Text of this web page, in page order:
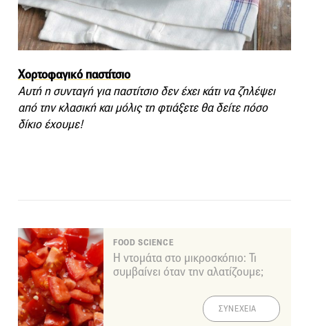
Χορτοφαγικό παστίτσιο
Αυτή η συνταγή για παστίτσιο δεν έχει κάτι να ζηλέψει
από την κλασική και μόλις τη φτιάξετε θα δείτε πόσο
δίκιο έχουμε!
FOOD SCIENCE
Η ντομάτα στο μικροσκόπιο: Τι
συμβαίνει όταν την αλατίζουμε;
ΣΥΝΕΧΕΙΑ